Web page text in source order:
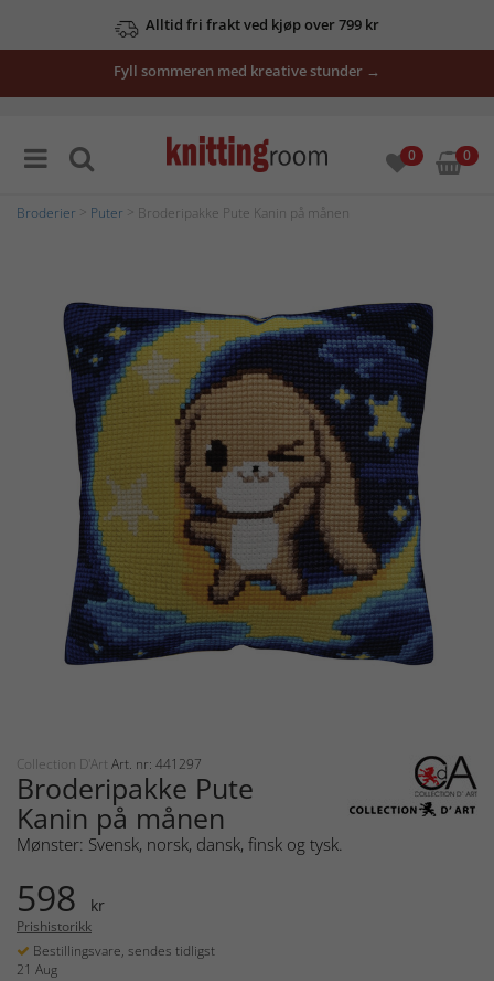
Alltid fri frakt ved kjøp over 799 kr
Fyll sommeren med kreative stunder →
0 0
Broderier Puter > Broderipakke Pute Kanin på månen
Collection D'Art Art. nr: 441297
Broderipakke Pute
Kanin på månen
Mønster: Svensk, norsk, dansk, finsk og tysk.
598 kr
Prishistorikk
Bestillingsvare, sendes tidligst
21 Aug